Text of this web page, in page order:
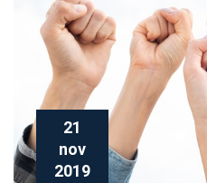
21
nov
2019